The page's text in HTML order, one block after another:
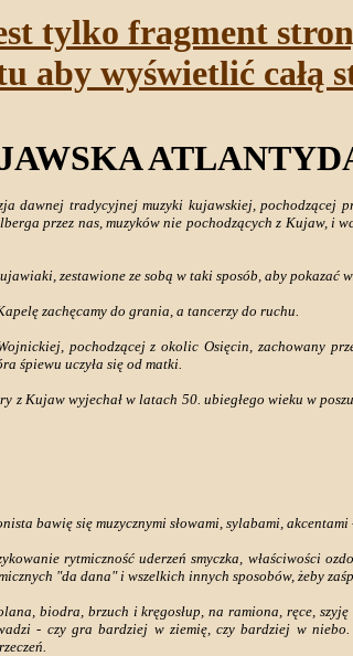
tylko fragment
aby wyświetlić całą
dawnej tradycyjnej muzyki kujawskiej, pochodzącej
przez nas, muzyków nie pochodzących z Kujaw, i
zestawione ze sobą w taki sposób, aby pokazać
zachęcamy do grania, a tancerzy do ruchu.
pochodzącej z okolic Osięcin, zachowany
śpiewu uczyła się od matki.
Kujaw wyjechał w latach 50. ubiegłego wieku w
bawię się muzycznymi słowami, sylabami,
rytmiczność uderzeń smyczka, właściwości
"da dana" i wszelkich innych sposobów, żeby
biodra, brzuch i kręgosłup, na ramiona, ręce,
- czy gra bardziej w ziemię, czy bardziej w